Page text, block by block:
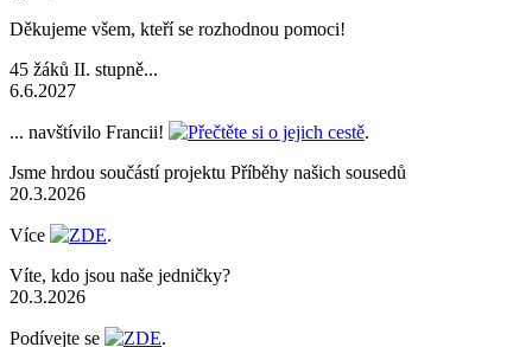
Děkujeme všem, kteří se rozhodnou pomoci!
45 žáků II. stupně...
6.6.2027
... navštívilo Francii! Přečtěte si o jejich cestě.
Jsme hrdou součástí projektu Příběhy našich sousedů
20.3.2026
Více ZDE.
Víte, kdo jsou naše jedničky?
20.3.2026
Podívejte se ZDE.